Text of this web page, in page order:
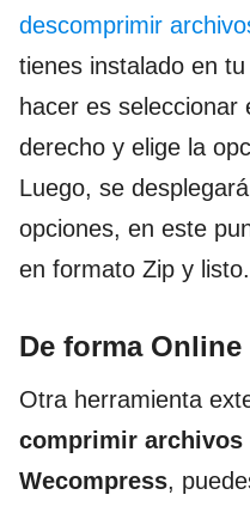
descomprimir
tienes instalado en
hacer es seleccionar
derecho y elige la
Luego, se
opciones, en este
en formato Zip y listo.
De forma Online
Otra herramienta
comprimir archivos
Wecompress,